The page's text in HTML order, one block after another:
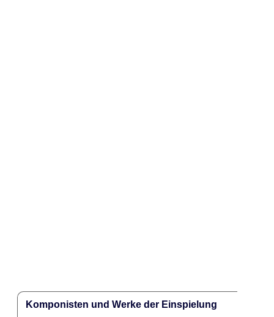
Komponisten und Werke der Einspielung